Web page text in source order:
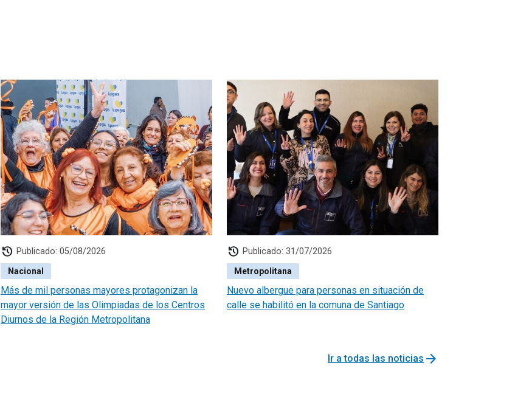
history Publicado: 05/08/2026
Nacional
Más de mil personas mayores protagonizan la
mayor versión de las Olimpiadas de los Centros
Diurnos de la Región Metropolitana
history Publicado: 31/07/2026
Metropolitana
Nuevo albergue para personas en situación de
calle se habilitó en la comuna de Santiago
Ir a todas las noticias arrow_forward